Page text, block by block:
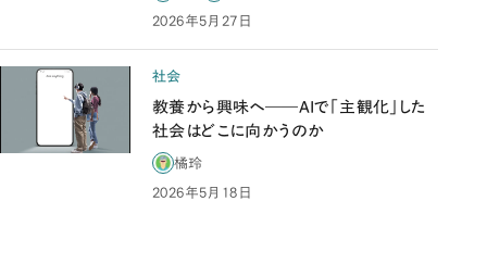
2026年5月27日
社会
教養から興味へ――AIで「主観化」した
社会はどこに向かうのか
橘玲
2026年5月18日